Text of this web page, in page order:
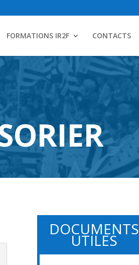
FORMATIONS IR2F CONTACTS
DOCUMENTS
UTILES